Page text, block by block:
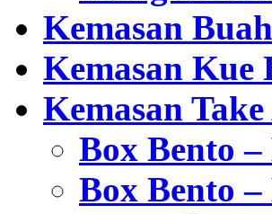
Kemasan
Kemasan Kue
Kemasan
Box Bento
Box Bento